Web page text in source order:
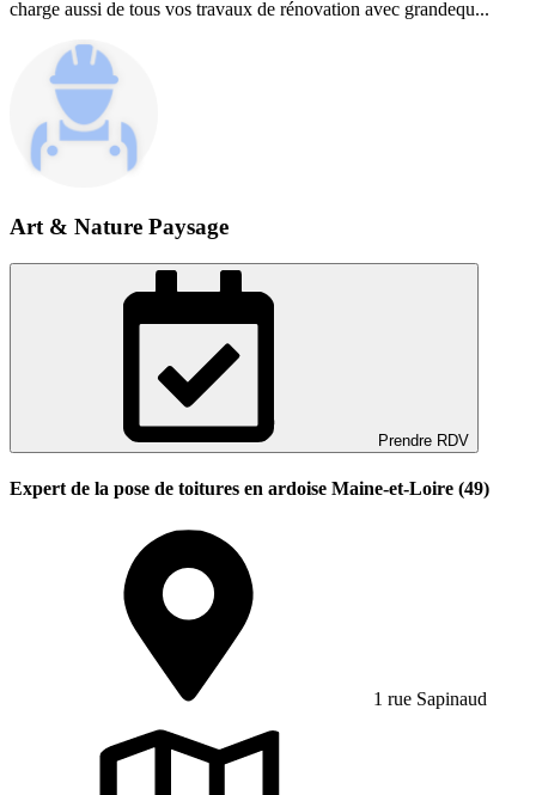
charge aussi de tous vos travaux de rénovation avec grandequ...
Art & Nature Paysage
Prendre RDV
Expert de la pose de toitures en ardoise Maine-et-Loire (49)
1 rue Sapinaud